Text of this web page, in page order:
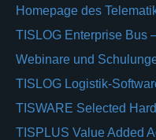
Homepage des
TISLOG Enterprise Bus
Webinare und
TISLOG Logistik-
TISWARE Selected
TISPLUS Value Added